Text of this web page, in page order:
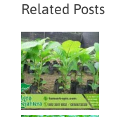
Related Posts